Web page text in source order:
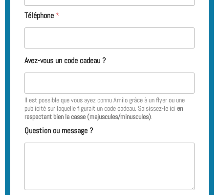
Téléphone *
Avez-vous un code cadeau ?
Il est possible que vous ayez connu Amilo grâce à un flyer ou une
publicité sur laquelle figurait un code cadeau. Saisissez-le ici en
respectant bien la casse (majuscules/minuscules).
Question ou message ?